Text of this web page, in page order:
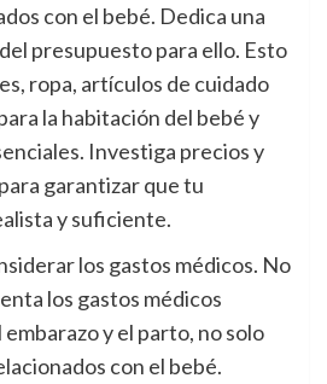
con el bebé. Dedica una
presupuesto para ello. Esto
ropa, artículos de cuidado
la habitación del bebé y
Investiga precios y
garantizar que tu
y suficiente.
los gastos médicos. No
los gastos médicos
y el parto, no solo
con el bebé.